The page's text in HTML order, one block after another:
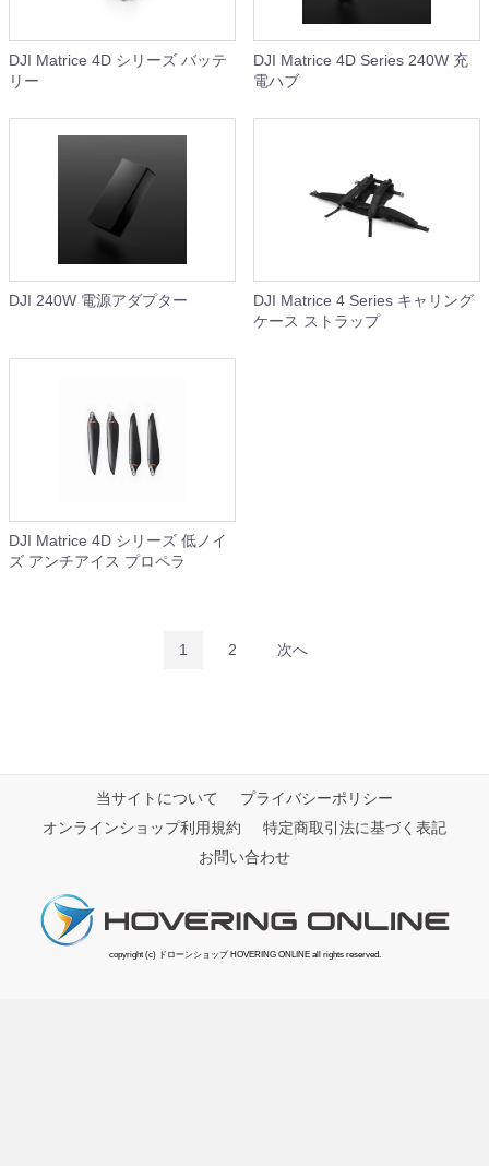
DJI Matrice 4D シリーズ バッテ
リー
DJI Matrice 4D Series 240W 充
電ハブ
DJI 240W 電源アダプター
DJI Matrice 4 Series キャリング
ケース ストラップ
DJI Matrice 4D シリーズ 低ノイ
ズ アンチアイス プロペラ
1 2 次へ
当サイトについて
プライバシーポリシー
オンラインショップ利用規約
特定商取引法に基づく表記
お問い合わせ
copyright (c) ドローンショップ HOVERING ONLINE all rights reserved.